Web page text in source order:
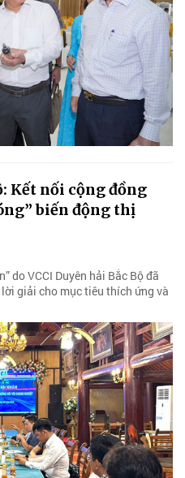
Kết nối cộng đồng
biến động thị
do VCCI Duyên hải Bắc Bộ đã
giải cho mục tiêu thích ứng và